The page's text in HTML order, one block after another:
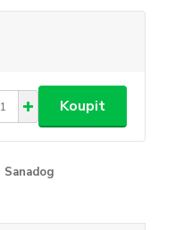
Koupit
Sanadog